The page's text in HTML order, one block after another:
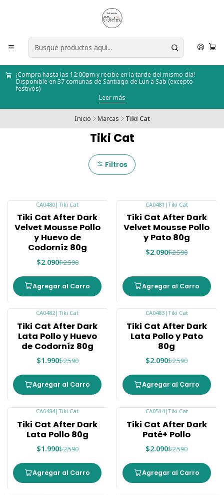
¡Compra hasta las 12:00pm y recibe en la tarde del mismo día!
Disponible en 37 comunas de Santiago de Lun a Sab (excepto
festivos)
Leer más
Inicio Marcas Tiki Cat
Tiki Cat
Filtros
CA0480 |Tiki Cat
Tiki Cat After Dark
Velvet Mousse Pollo
y Huevo de
Codorníz 80g
$2.090$2.590
Agregar al Carro
CA0481 | Tiki Cat
Tiki Cat After Dark
Velvet Mousse Pollo
y Pato 80g
$2.090$2.590
Agregar al Carro
CA0482|Tiki Cat
Tiki Cat After Dark
Lata Pollo y Huevo
de Codorníz 80g
$1.990$2.590
Agregar al Carro
CA0483| Tiki Cat
Tiki Cat After Dark
Lata Pollo y Pato
80g
$2.090$2.590
Agregar al Carro
CA0484|Tiki Cat
Tiki Cat After Dark
Lata Pollo 80g
$1.990$2.590
Agregar al Carro
CA0514| Tiki Cat
Tiki Cat After Dark
Paté+ Pollo
$2.090$2.590
Agregar al Carro